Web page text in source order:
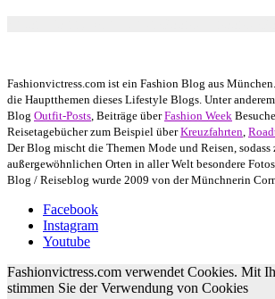
Fashionvictress.com ist ein Fashion Blog aus München.
die Hauptthemen dieses Lifestyle Blogs. Unter
Blog Outfit-Posts , Beiträge überFashion Week Besuche,
Reisetagebücher zum Beispiel überKreuzfahrten
Der Blog mischt die Themen Mode und Reisen, sodass
außergewöhnlichen Orten in aller Welt besondere
Blog / Reiseblog wurde 2009 von der Münchnerin
Facebook
Instagram
Youtube
Fashionvictress.com verwendet Cookies. Mit
stimmen Sie der Verwendung von Cookies